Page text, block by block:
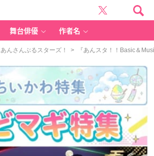
舞台俳優 作者名
あんさんぶるスターズ！ > 『あんスタ！！Basic＆